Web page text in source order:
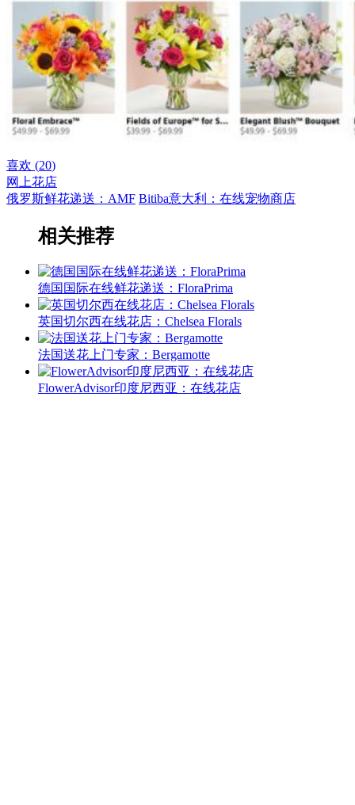
喜欢 (20)
网上花店
俄罗斯鲜花递送：AMF Bitiba意大利：在线宠物商店
相关推荐
德国国际在线鲜花递送：FloraPrima
英国切尔西在线花店：Chelsea Florals
法国送花上门专家：Bergamotte
FlowerAdvisor印度尼西亚：在线花店